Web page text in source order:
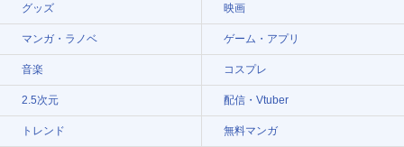
グッズ 映画
マンガ・ラノベ ゲーム・アプリ
音楽 コスプレ
2.5次元 配信・Vtuber
トレンド 無料マンガ